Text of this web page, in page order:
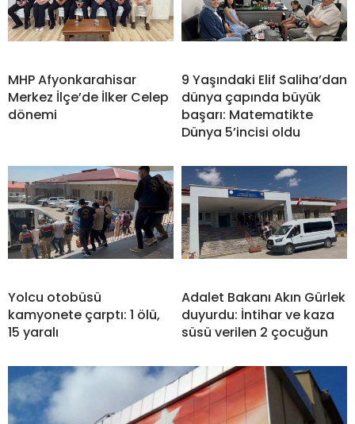
MHP Afyonkarahisar
Merkez İlçe’de İlker Celep
dönemi
9 Yaşındaki Elif Saliha’dan
dünya çapında büyük
başarı: Matematikte
Dünya 5’incisi oldu
Yolcu otobüsü
kamyonete çarptı: 1 ölü,
15 yaralı
Adalet Bakanı Akın Gürlek
duyurdu: İntihar ve kaza
süsü verilen 2 çocuğun